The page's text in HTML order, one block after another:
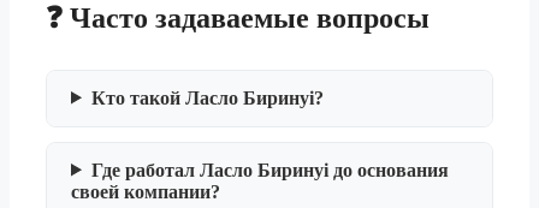
❓ Часто задаваемые вопросы
Кто такой Ласло Биринyi?
Где работал Ласло Биринyi до основания
своей компании?